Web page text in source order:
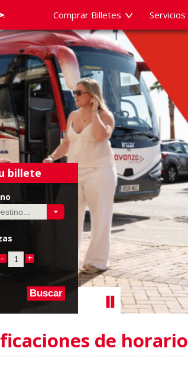
Comprar Billetes Servicios
billete
- +
Buscar
de horario